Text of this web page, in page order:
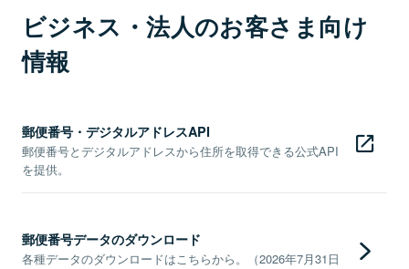
ビジネス・法人のお客さま向け
情報
郵便番号・デジタルアドレスAPI
郵便番号とデジタルアドレスから住所を取得できる公式API
を提供。
郵便番号データのダウンロード
各種データのダウンロードはこちらから。（2026年7月31日